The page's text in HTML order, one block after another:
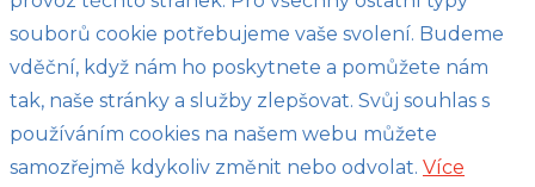
souborů cookie potřebujeme vaše svolení. Budeme
vděční, když nám ho poskytnete a pomůžete nám
tak, naše stránky a služby zlepšovat. Svůj souhlas s
používáním cookies na našem webu můžete
samozřejmě kdykoliv změnit nebo odvolat. Více